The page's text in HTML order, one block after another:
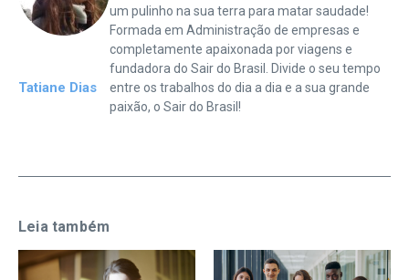
Tatiane Dias
um pulinho na sua terra para matar saudade!
Formada em Administração de empresas e
completamente apaixonada por viagens e
fundadora do Sair do Brasil. Divide o seu tempo
entre os trabalhos do dia a dia e a sua grande
paixão, o Sair do Brasil!
Leia também